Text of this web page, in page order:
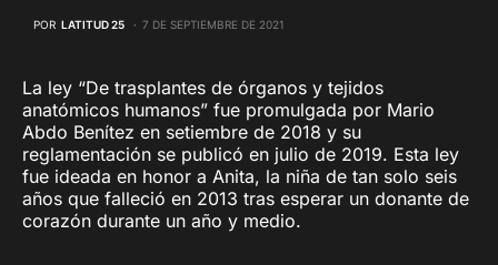
POR LATITUD 25 7 DE SEPTIEMBRE DE 2021
La ley “De trasplantes de órganos y tejidos
anatómicos humanos” fue promulgada por Mario
Abdo Benítez en setiembre de 2018 y su
reglamentación se publicó en julio de 2019. Esta ley
fue ideada en honor a Anita, la niña de tan solo seis
años que falleció en 2013 tras esperar un donante de
corazón durante un año y medio.